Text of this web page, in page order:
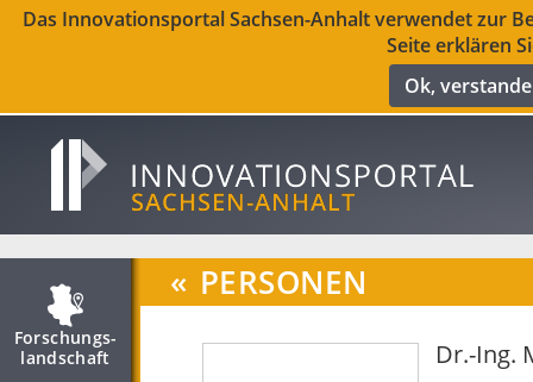
Das Innovationsportal Sachsen-Anhalt verwendet zur
Seite erklären
Ok,
Forschungs­
landschaft
« PERSONEN
Dr.-Ing.